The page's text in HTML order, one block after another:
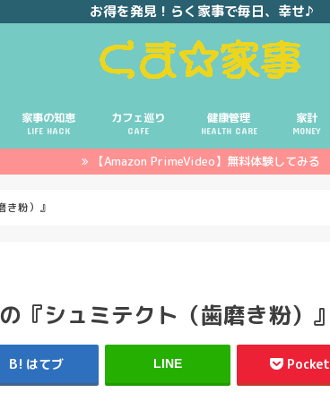
お得を発見！らく家事で毎日、幸せ♪
家事の知恵
LIFE HACK
カフェ巡り
CAFE
健康管理
HEALTH CARE
家計
MONEY
ポイ活
投資
副業
【Amazon PrimeVideo】無料体験してみる
き粉）』
『シュミテクト（歯磨き粉）』
はてブ LINE Pocket